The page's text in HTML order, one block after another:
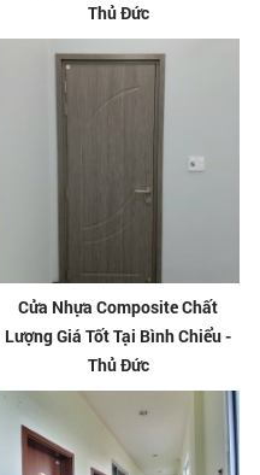
Thủ Đức
Cửa Nhựa Composite Chất
Lượng Giá Tốt Tại Bình Chiểu -
Thủ Đức